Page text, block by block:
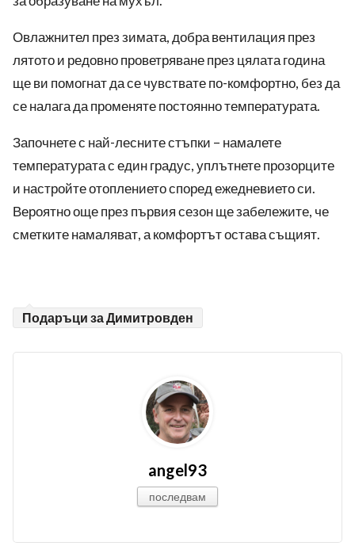
Овлажнител през зимата, добра вентилация през
лятото и редовно проветряване през цялата година
ще ви помогнат да се чувствате по-комфортно, без да
се налага да променяте постоянно температурата.
Започнете с най-лесните стъпки – намалете
температурата с един градус, уплътнете прозорците
и настройте отоплението според ежедневието си.
Вероятно още през първия сезон ще забележите, че
сметките намаляват, а комфортът остава същият.
Подаръци за Димитровден
angel93
последвам